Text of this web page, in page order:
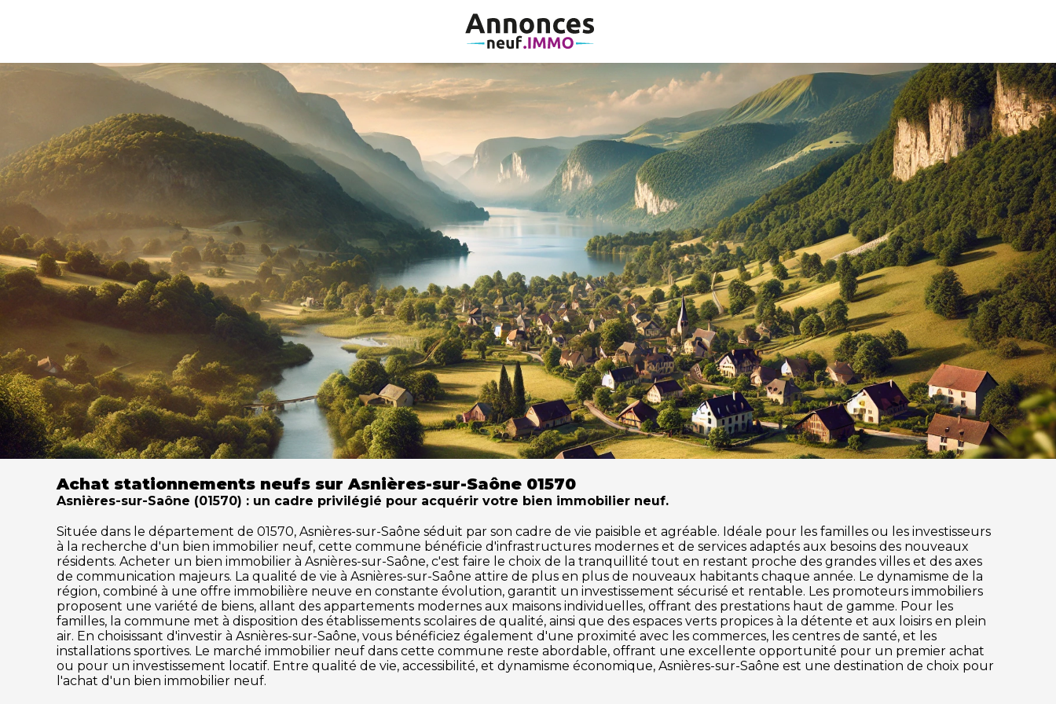
Achat stationnements neufs sur Asnières-sur-Saône 01570
Asnières-sur-Saône (01570) : un cadre privilégié pour acquérir votre bien immobilier neuf.
Située dans le département de 01570, Asnières-sur-Saône séduit par son cadre de vie paisible et agréable. Idéale pour les familles ou les investisseurs
à la recherche d'un bien immobilier neuf, cette commune bénéficie d'infrastructures modernes et de services adaptés aux besoins des nouveaux
résidents. Acheter un bien immobilier à Asnières-sur-Saône, c'est faire le choix de la tranquillité tout en restant proche des grandes villes et des axes
de communication majeurs. La qualité de vie à Asnières-sur-Saône attire de plus en plus de nouveaux habitants chaque année. Le dynamisme de la
région, combiné à une offre immobilière neuve en constante évolution, garantit un investissement sécurisé et rentable. Les promoteurs immobiliers
proposent une variété de biens, allant des appartements modernes aux maisons individuelles, offrant des prestations haut de gamme. Pour les
familles, la commune met à disposition des établissements scolaires de qualité, ainsi que des espaces verts propices à la détente et aux loisirs en plein
air. En choisissant d'investir à Asnières-sur-Saône, vous bénéficiez également d'une proximité avec les commerces, les centres de santé, et les
installations sportives. Le marché immobilier neuf dans cette commune reste abordable, offrant une excellente opportunité pour un premier achat
ou pour un investissement locatif. Entre qualité de vie, accessibilité, et dynamisme économique, Asnières-sur-Saône est une destination de choix pour
l'achat d'un bien immobilier neuf.